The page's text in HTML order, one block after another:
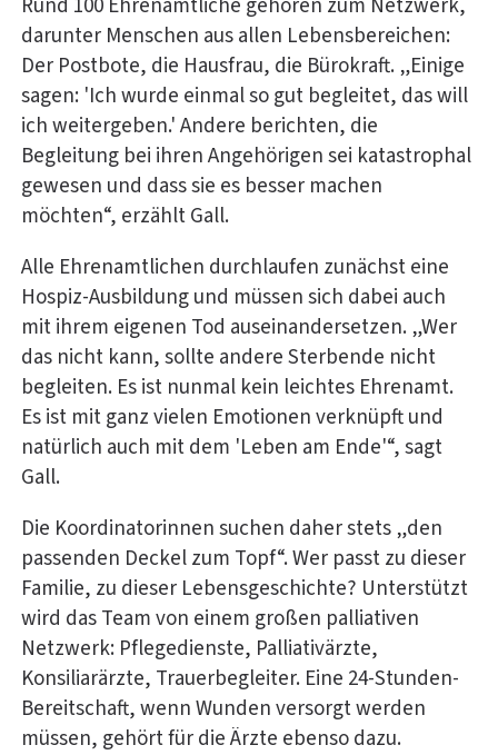
darunter Menschen aus allen Lebensbereichen:
Der Postbote, die Hausfrau, die Bürokraft. „Einige
sagen: 'Ich wurde einmal so gut begleitet, das will
ich weitergeben.' Andere berichten, die
Begleitung bei ihren Angehörigen sei katastrophal
gewesen und dass sie es besser machen
möchten“, erzählt Gall.
Alle Ehrenamtlichen durchlaufen zunächst eine
Hospiz-Ausbildung und müssen sich dabei auch
mit ihrem eigenen Tod auseinandersetzen. „Wer
das nicht kann, sollte andere Sterbende nicht
begleiten. Es ist nunmal kein leichtes Ehrenamt.
Es ist mit ganz vielen Emotionen verknüpft und
natürlich auch mit dem 'Leben am Ende'“, sagt
Gall.
Die Koordinatorinnen suchen daher stets „den
passenden Deckel zum Topf“. Wer passt zu dieser
Familie, zu dieser Lebensgeschichte? Unterstützt
wird das Team von einem großen palliativen
Netzwerk: Pflegedienste, Palliativärzte,
Konsiliarärzte, Trauerbegleiter. Eine 24-Stunden-
Bereitschaft, wenn Wunden versorgt werden
müssen, gehört für die Ärzte ebenso dazu.